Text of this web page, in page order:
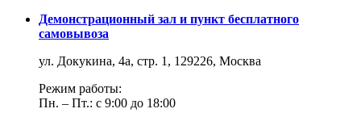
Демонстрационный зал и пункт бесплатного
самовывоза
ул. Докукина, 4а, стр. 1, 129226, Москва
Режим работы:
Пн. – Пт.: с 9:00 до 18:00